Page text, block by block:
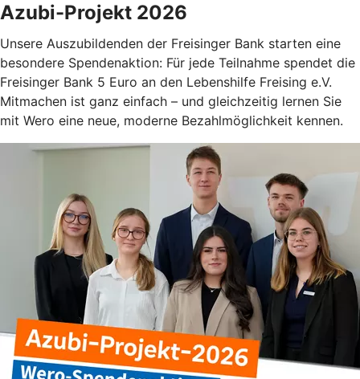
Azubi-Projekt 2026
Unsere Auszubildenden der Freisinger Bank starten eine
besondere Spendenaktion: Für jede Teilnahme spendet die
Freisinger Bank 5 Euro an den Lebenshilfe Freising e.V.
Mitmachen ist ganz einfach – und gleichzeitig lernen Sie
mit Wero eine neue, moderne Bezahlmöglichkeit kennen.